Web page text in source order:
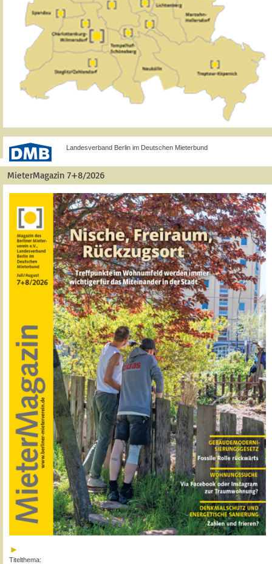
Landesverband Berlin im Deutschen Mieterbund
MieterMagazin 7+8/2026
Titelthema: